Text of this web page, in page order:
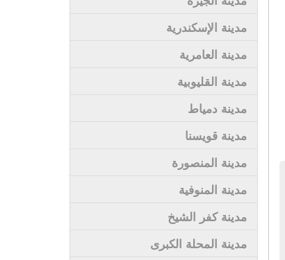
مدينة الإسكندرية
مدينة العامرية
مدينة القليوبية
مدينة دمياط
مدينة قويسنا
مدينة المنصورة
مدينة المنوفية
مدينة كفر الشيخ
مدينة المحلة الكبرى